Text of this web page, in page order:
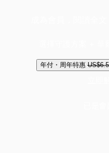
年付・周年特惠 US$6.5